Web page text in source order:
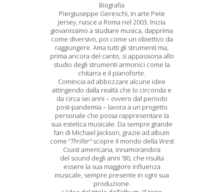
Biografia
Piergiuseppe Gereschi, in arte Pete
Jersey, nasce a Roma nel 2003. Inizia
giovanissimo a studiare musica, dapprima
come diversivo, poi come un obiettivo da
raggiungere. Ama tutti gli strumenti ma,
prima ancora del canto, si appassiona allo
studio degli strumenti armonici come la
chitarra e il pianoforte.
Comincia ad abbozzare alcune idee
attingendo dalla realtà che lo circonda e
da circa sei anni – ovvero dal periodo
post-pandemia – lavora a un progetto
personale che possa rappresentare la
sua estetica musicale. Da sempre grande
fan di Michael Jackson, grazie ad album
come “Thriller”scopre il mondo della West
Coast americana, innamorandosi
del sound degli anni '80, che risulta
essere la sua maggiore influenza
musicale, sempre presente in ogni sua
produzione.